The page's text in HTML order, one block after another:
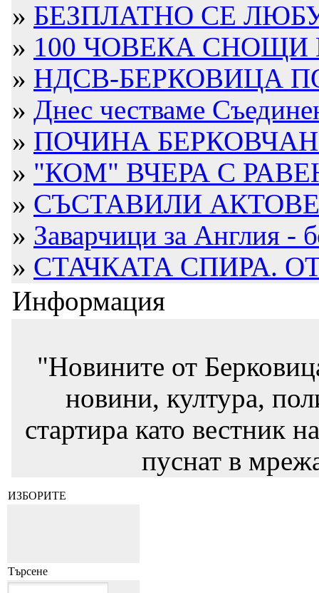
» БЕЗПЛАТНО СЕ
» 100 ЧОВЕКА СНОЩИ
» НДСВ-БЕРКОВИЦА
» Днес честваме
» ПОЧИНА
» "КОМ" ВЧЕРА С
» СЪСТАВИЛИ
» Заварчици за Англия -
» СТАЧКАТА СПИРА.
Информация
"Новините от
новини, култура,
стартира като вестник
пуснат в
ИЗБОРИТЕ
Търсене